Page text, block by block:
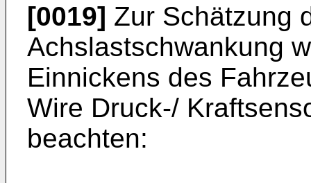
[0019] Zur Schätzung
Achslastschwankung
Einnickens des
Wire Druck-/
beachten: